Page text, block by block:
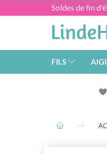
Soldes de fin
FILS